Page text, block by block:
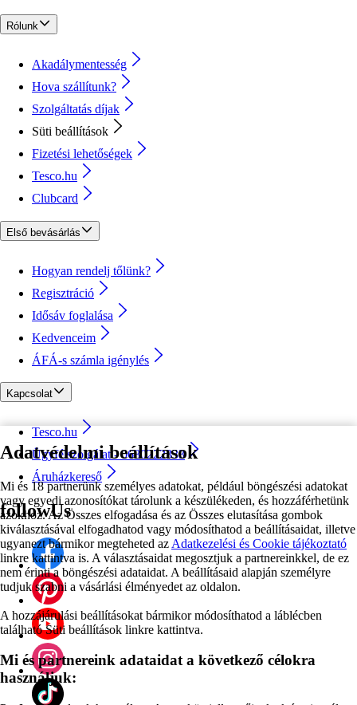
Adatvédelmi beállítások
Mi és 18 partnerünk személyes adatokat, például böngészési adatokat
vagy egyedi azonosítókat tárolunk a készülékeden, és hozzáférhetünk
azokhoz. Az Összes elfogadása és az Összes elutasítása gombok
kiválasztásával elfogadhatod vagy módosíthatod a beállításaidat, illetve
ugyanezt bármikor megteheted az Adatkezelési és Cookie tájékoztató
linkre kattintva is. A választásaidat megosztjuk a partnereinkkel, de ez
nem érinti a böngészési adataidat. A beállításaid alapján személyre
tudjuk szabni a vásárlási élményedet az oldalon.
A hozzájárulási beállításokat bármikor módosíthatod a láblécben
található Süti beállítások linkre kattintva.
Mi és partnereink adataidat a következő célokra
használjuk:
Rólunk
Akadálymentesség
Hova szállítunk?
Szolgáltatás díjak
Süti beállítások
Fizetési lehetőségek
Tesco.hu
Clubcard
Első bevásárlás
Hogyan rendelj tőlünk?
Regisztráció
Idősáv foglalása
Kedvenceim
ÁFÁ-s számla igénylés
Kapcsolat
Tesco.hu
Ügyfélszolgálat - 0680222333
Áruházkereső
followUs